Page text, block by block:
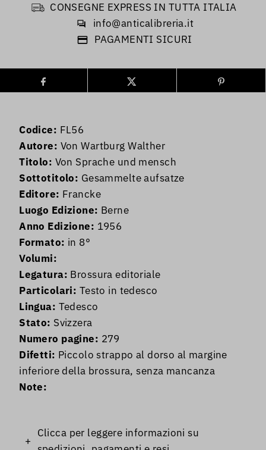
CONSEGNE EXPRESS IN TUTTA ITALIA
info@anticalibreria.it
PAGAMENTI SICURI
Codice: FL56
Autore: Von Wartburg Walther
Titolo: Von Sprache und mensch
Sottotitolo: Gesammelte aufsatze
Editore: Francke
Luogo Edizione: Berne
Anno Edizione: 1956
Formato: in 8°
Volumi:
Legatura: Brossura editoriale
Particolari: Testo in tedesco
Lingua: Tedesco
Stato: Svizzera
Numero pagine: 279
Difetti: Piccolo strappo al dorso al margine
inferiore della brossura, senza mancanza
Note:
+
Clicca per leggere informazioni su